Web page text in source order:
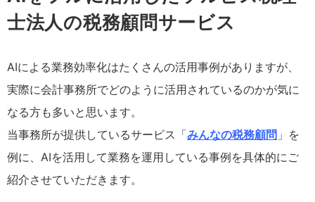
士法人の税務顧問サービス
AIによる業務効率化はたくさんの活用事例がありますが、
実際に会計事務所でどのように活用されているのかが気に
なる方も多いと思います。
当事務所が提供しているサービス「みんなの税務顧問 」を
例に、AIを活用して業務を運用している事例を具体的にご
紹介させていただきます。